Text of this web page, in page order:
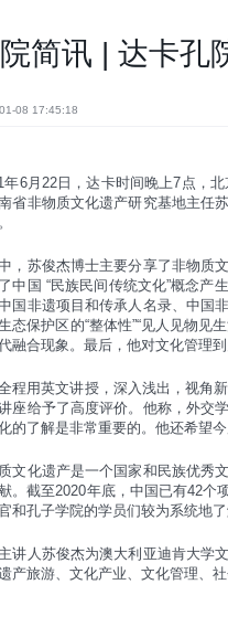
简讯 | 达卡孔
08 17:45:18
年6月22日，达卡时间晚上7点，
省非物质文化遗产研究基地主任
，苏俊杰博士主要分享了非物质
中国 “民族民间传统文化”概念产
国非遗项目和传承人名录、中国
态保护区的“整体性”“见人见物
融合现象。最后，他对文化管理
程用英文讲授，深入浅出，视角
座给予了高度评价。他称，外交
的了解是非常重要的。他还希望
文化遗产是一个国家和民族优秀
。截至2020年底，中国已有42个
和孔子学院的学员们较为系统地
讲人苏俊杰为澳大利亚迪肯大学
产旅游、文化产业、文化管理、社